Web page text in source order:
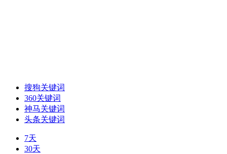
搜狗关键词
360关键词
神马关键词
头条关键词
7天
30天